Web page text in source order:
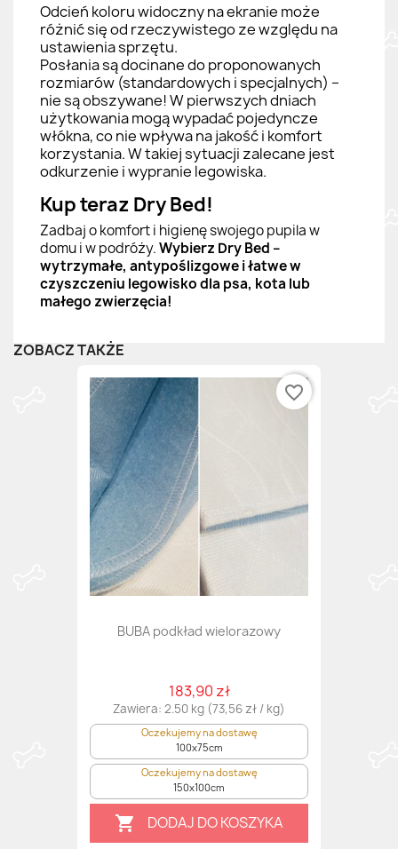
Odcień koloru widoczny na ekranie może
różnić się od rzeczywistego ze względu na
ustawienia sprzętu.
Posłania są docinane do proponowanych
rozmiarów (standardowych i specjalnych) –
nie są obszywane! W pierwszych dniach
użytkowania mogą wypadać pojedyncze
włókna, co nie wpływa na jakość i komfort
korzystania. W takiej sytuacji zalecane jest
odkurzenie i wypranie legowiska.
Kup teraz Dry Bed!
Zadbaj o komfort i higienę swojego pupila w
domu i w podróży.Wybierz Dry Bed –
wytrzymałe, antypoślizgowe i łatwe w
czyszczeniu legowisko dla psa, kota lub
małego zwierzęcia!
ZOBACZ TAKŻE
BUBA podkład wielorazowy
183,90 zł
Zawiera: 2.50 kg (73,56 zł / kg)
Oczekujemy na dostawę
100x75cm
Oczekujemy na dostawę
150x100cm
 DODAJ DO KOSZYKA
favorite_border